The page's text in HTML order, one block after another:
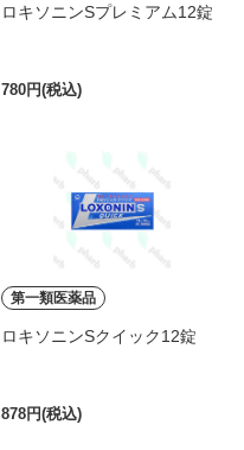
ロキソニンSプレミアム12錠
780円(税込)
第一類医薬品
ロキソニンSクイック12錠
878円(税込)